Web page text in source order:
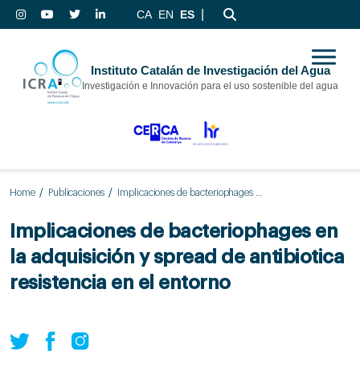
CA EN ES
Instituto Catalán de Investigación del Agua
Investigación e Innovación para el uso sostenible del agua
Home Publicaciones
Implicaciones de bacteriophages en
la adquisición y spread de antibiotica
resistencia en el entorno